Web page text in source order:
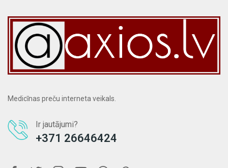
Medicīnas preču interneta veikals.
Ir jautājumi?
+371 26646424